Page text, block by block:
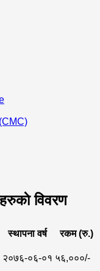
विवरण
स्थापना वर्ष रकम (रु.)
२०७६-०६-०१ ५६,०००/-